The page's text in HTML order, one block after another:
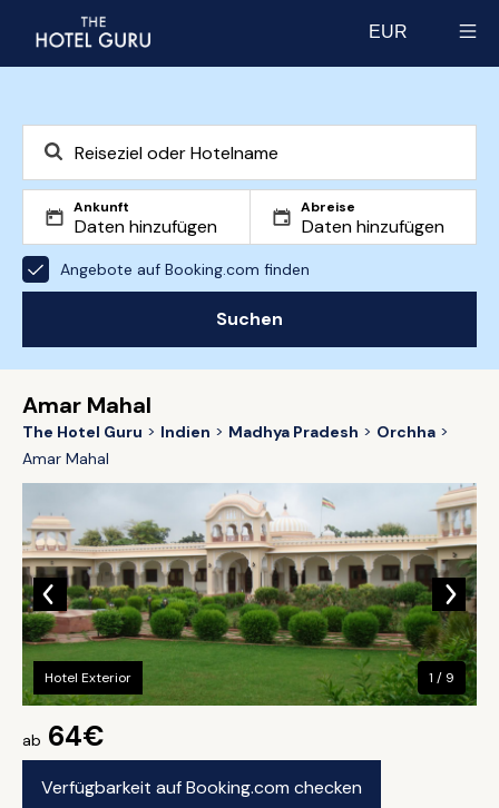
EUR
Ankunft Abreise
Angebote auf Booking.com finden
Suchen
Amar Mahal
The Hotel Guru Indien Madhya Pradesh
Orchha
Amar Mahal
ab 64€
Verfügbarkeit auf Booking.com checken
Hotel Exterior 1 / 9